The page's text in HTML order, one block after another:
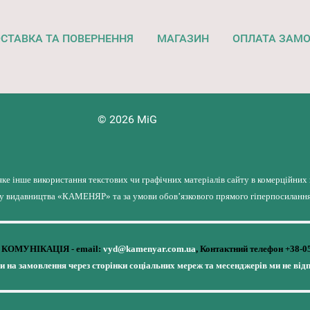
ТА ПОВЕРНЕННЯ МАГАЗИН ОПЛАТА
© 2026 MiG
інше використання текстових чи графічних матеріалів сайту в
видавництва «КАМЕНЯР» та за умови обов’язкового прямого
- email: vyd@kamenyar.com.ua, Контактний телефон +38-
на замовлення через сторінки соціальних мереж та месенджерів ми не